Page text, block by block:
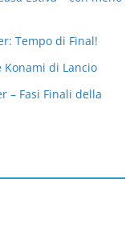
Tempo di Final!
Konami di Lancio
– Fasi Finali della